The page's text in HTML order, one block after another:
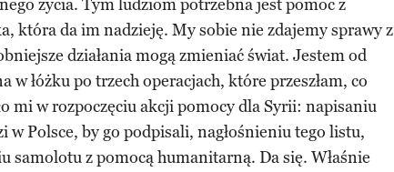
życia. Tym ludziom potrzebna jest pomoc z
która da im nadzieję. My sobie nie zdajemy sprawy z
działania mogą zmieniać świat. Jestem od
w łóżku po trzech operacjach, które przeszłam, co
mi w rozpoczęciu akcji pomocy dla Syrii: napisaniu
w Polsce, by go podpisali, nagłośnieniu tego listu,
samolotu z pomocą humanitarną. Da się. Właśnie